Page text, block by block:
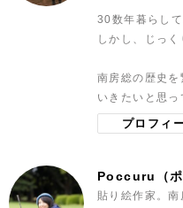
30数年暮らし
しかし、じっ
南房総の歴史
いきたいと思っ
プロフィ
Poccuru（ポ
貼り絵作家。